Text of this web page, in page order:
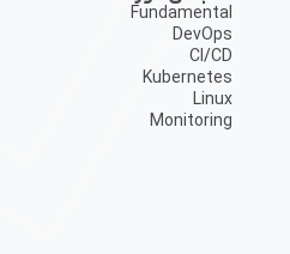
Fundamental
DevOps
CI/CD
Kubernetes
Linux
Monitoring